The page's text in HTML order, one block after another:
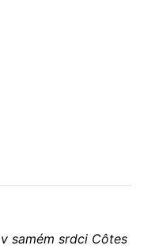
samém srdci Côtes